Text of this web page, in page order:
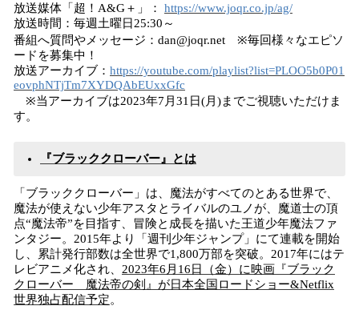
放送媒体「超！A&G＋」： https://www.joqr.co.jp/ag/
放送時間：毎週土曜日25:30～
番組へ質問やメッセージ：dan@joqr.net ※毎回様々なエピソ
ードを募集中！
放送アーカイブ： https://youtube.com/playlist?list=PLOO5b0P01
eovphNTjTm7XYDQAbEUxxGfc
※当アーカイブは2023年7月31日(月)までご視聴いただけま
す。
『ブラッククローバー』とは
「ブラッククローバー」は、魔法がすべてのとある世界で、
魔法が使えない少年アスタとライバルのユノが、魔道士の頂
点“魔法帝”を目指す、冒険と成長を描いた王道少年魔法ファ
ンタジー。2015年より「週刊少年ジャンプ」にて連載を開始
し、累計発行部数は全世界で1,800万部を突破。2017年にはテ
レビアニメ化され、 2023年6月16日（金）に映画『ブラック
クローバー 魔法帝の剣』が日本全国ロードショー&Netflix
世界独占配信予定。